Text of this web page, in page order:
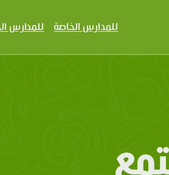
للمدارس الخاصة للمدارس